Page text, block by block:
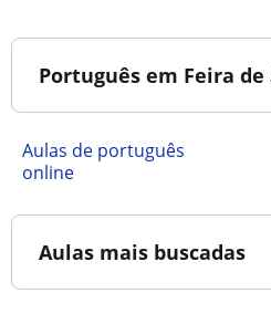
Português em Feira de
Aulas de português
online
Aulas mais buscadas